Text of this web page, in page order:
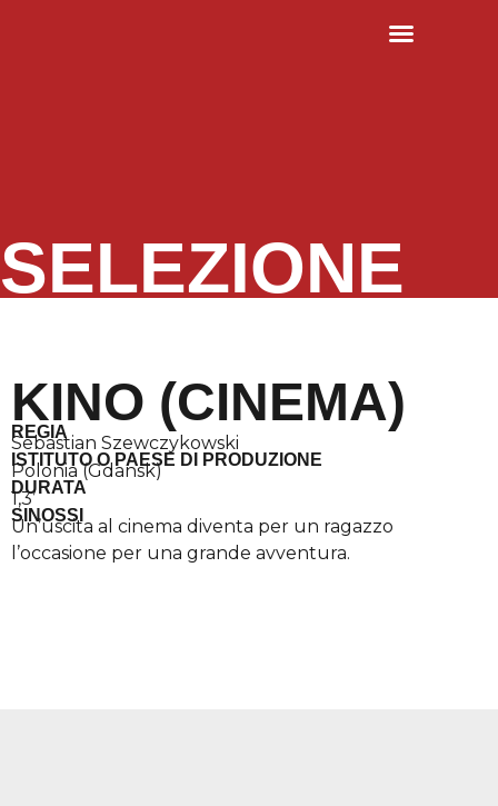
SELEZIONE
KINO (CINEMA)
REGIA
Sebastian Szewczykowski
ISTITUTO O PAESE DI PRODUZIONE
Polonia (Gdansk)
DURATA
1,3’
SINOSSI
Un’uscita al cinema diventa per un ragazzo
l’occasione per una grande avventura.